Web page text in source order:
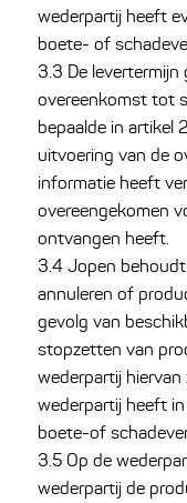
wederpartij heeft
boete- of
3.3 De
overeenkomst tot
bepaalde in artikel
uitvoering van de
informatie heeft
overeengekomen
ontvangen heeft.
3.4 Jopen
annuleren of
gevolg van
stopzetten van
wederpartij
wederpartij heeft
boete-of
3.5 Op de
wederpartij de